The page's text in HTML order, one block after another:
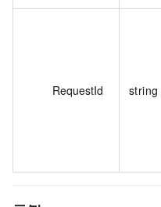
RequestId string